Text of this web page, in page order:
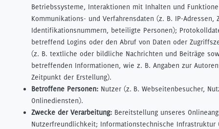
Betriebssysteme, Interaktionen mit Inhalten und
Kommunikations- und Verfahrensdaten (z. B. IP-Adressen,
Identifikationsnummern, beteiligte Personen);
betreffend Logins oder den Abruf von Daten oder
(z. B. textliche oder bildliche Nachrichten und Beiträge
betreffenden Informationen, wie z. B. Angaben zur
Zeitpunkt der Erstellung).
Betroffene Personen: Nutzer (z. B. Webseitenbesucher,
Onlinediensten).
Zwecke der Verarbeitung: Bereitstellung unseres
Nutzerfreundlichkeit; Informationstechnische Infrastruktur